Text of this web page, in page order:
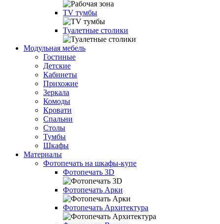
TV тумбы
Туалетные столики
Модульная мебель
Гостиные
Детские
Кабинеты
Прихожие
Зеркала
Комоды
Кровати
Спальни
Столы
Тумбы
Шкафы
Материалы
Фотопечать на шкафы-купе
Фотопечать 3D
Фотопечать Арки
Фотопечать Архитектура